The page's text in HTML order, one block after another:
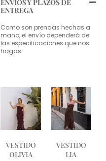
ENVÍOS Y PLAZOS DE
ENTREGA
Como son prendas hechas a
mano, el envío dependerá de
las especificaciones que nos
hagas.
VESTIDO
OLIVIA
VESTIDO
LIA